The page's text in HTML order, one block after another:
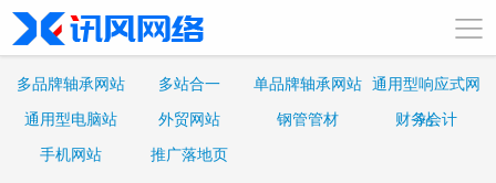
多品牌轴承网站 多站合一 单品牌轴承网站 通用型响应式网
站
通用型电脑站 外贸网站 钢管管材
财务会计
手机网站
推广落地页